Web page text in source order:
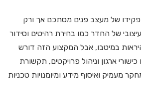
של מעצב פנים מסתכם אך ורק
של החדר כמו בחירת רהיטים וסידור
במיטבו, אבל המקצוע הזה דורש
ארגון וניהול פרויקטים, תקשורת
מעמיק ואיסוף מידע ומיומנויות טכניות